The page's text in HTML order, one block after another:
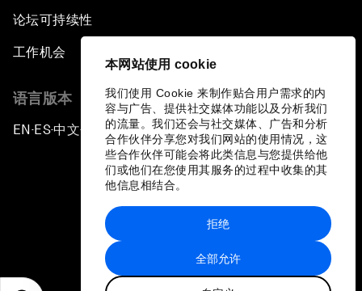
本网站使用 cookie
我们使用 Cookie 来制作贴合用户需求的内
容与广告、提供社交媒体功能以及分析我们
的流量。我们还会与社交媒体、广告和分析
合作伙伴分享您对我们网站的使用情况，这
些合作伙伴可能会将此类信息与您提供给他
们或他们在您使用其服务的过程中收集的其
他信息相结合。
全部允许
拒绝
论坛可持续性
工作机会
语言版本
EN ▪ES▪中文▪ 日本語
站点地图